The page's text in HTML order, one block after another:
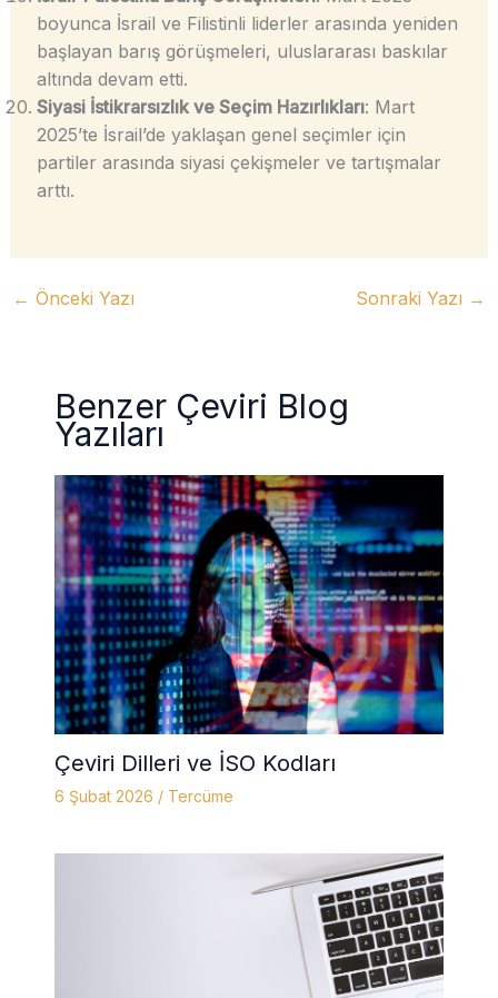
boyunca İsrail ve Filistinli liderler arasında yeniden
başlayan barış görüşmeleri, uluslararası baskılar
altında devam etti.
Siyasi İstikrarsızlık ve Seçim Hazırlıkları: Mart
2025’te İsrail’de yaklaşan genel seçimler için
partiler arasında siyasi çekişmeler ve tartışmalar
arttı.
← Önceki Yazı Sonraki Yazı →
Benzer Çeviri Blog
Yazıları
Çeviri Dilleri ve İSO Kodları
6 Şubat 2026 / Tercüme